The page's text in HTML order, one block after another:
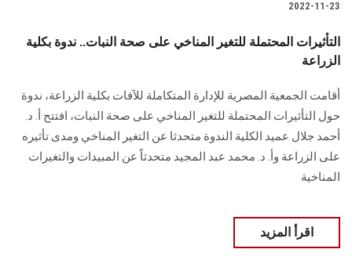
2022-11-23
التأثيرات المحتملة للتغير المناخي على صحة النبات.. ندوة بكلية
الزراعة
أقامت الجمعية المصرية للإدارة المتكاملة للآفات بكلية الزراعة، ندوة
حول التأثيرات المحتملة للتغير المناخي على صحة النبات، افتتح أ. د.
أحمد جلال عميد الكلية الندوة متحدثا عن التغير المناخي ومدى تأثيره
على الزراعة وأ. د. محمد عبد المجيد متحدثاً عن المبيدات والتغيرات
المناخية
اقرأ المزيد